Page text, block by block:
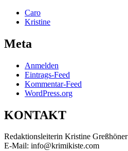
Caro
Kristine
Meta
Anmelden
Eintrags-Feed
Kommentar-Feed
WordPress.org
KONTAKT
Redaktionsleiterin Kristine Greßhöner
E-Mail: info@krimikiste.com